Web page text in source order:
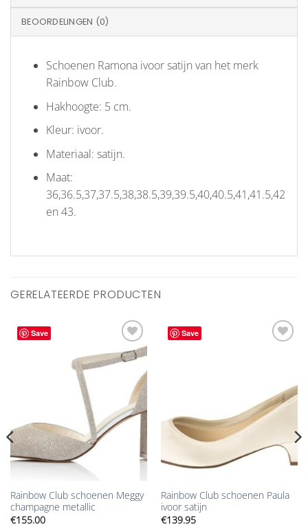
BEOORDELINGEN (0)
Schoenen Ramona ivoor satijn van het merk
Rainbow Club.
Hakhoogte: 5 cm.
Kleur: ivoor.
Materiaal: satijn.
Maat:
36,36.5,37,37.5,38,38.5,39,39.5,40,40.5,41,41.5,42
en 43.
GERELATEERDE PRODUCTEN
Save
Aan
verlanglijst
toevoegen
Rainbow Club schoenen Meggy
champagne metallic
€155.00
Save
Rainbow Club schoenen Paula
ivoor satijn
€139.95